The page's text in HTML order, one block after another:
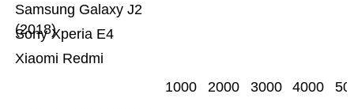
Xiaomi Redmi
Sony Xperia E4
Samsung Galaxy J2
(2018)
1000 2000 3000 4000